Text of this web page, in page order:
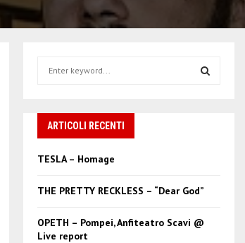
h
f
ARTICOLI RECENTI
TESLA – Homage
THE PRETTY RECKLESS – “Dear God”
OPETH – Pompei, Anfiteatro Scavi @
Live report